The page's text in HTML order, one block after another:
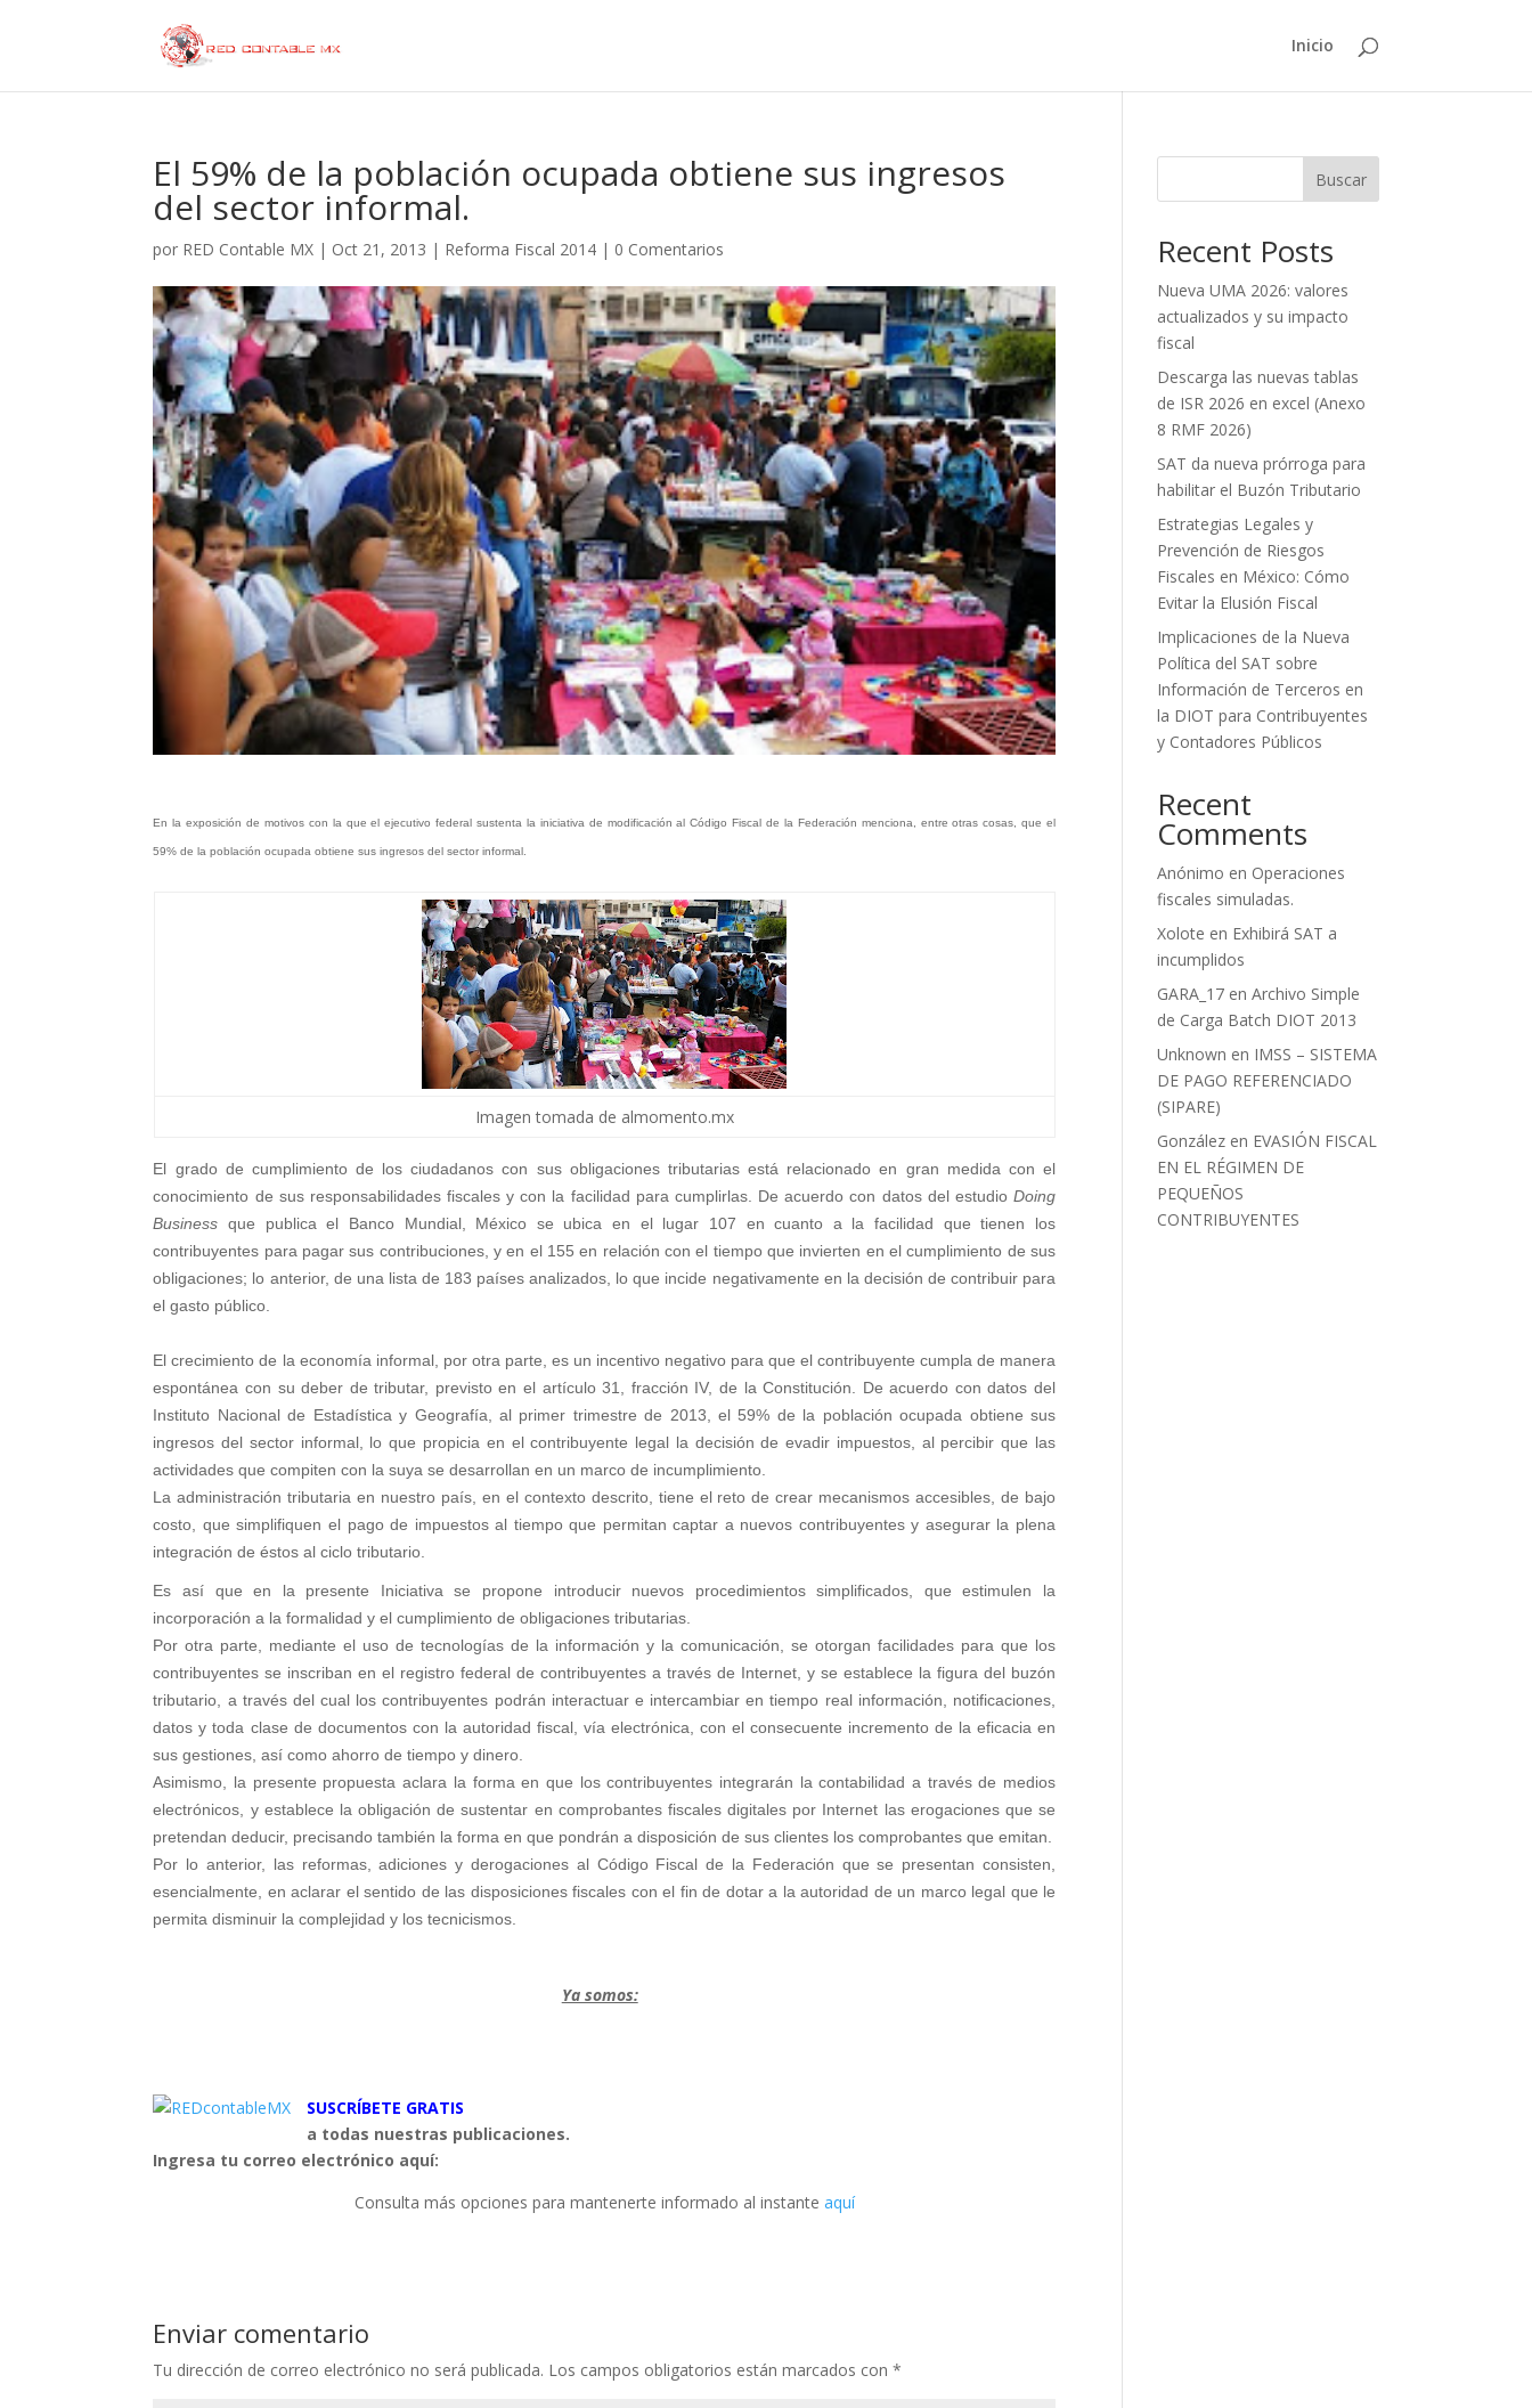
Inicio
El 59% de la población ocupada obtiene sus ingresos
del sector informal.
por RED Contable MX | Oct 21, 2013 | Reforma Fiscal 2014 | 0 Comentarios
En la exposición de motivos con la que el ejecutivo federal sustenta la iniciativa de modificación al Código Fiscal de la Federación menciona, entre otras cosas, que el
59% de la población ocupada obtiene sus ingresos del sector informal.
Imagen tomada de almomento.mx
El grado de cumplimiento de los ciudadanos con sus obligaciones tributarias está relacionado en gran medida con el
conocimiento de sus responsabilidades fiscales y con la facilidad para cumplirlas. De acuerdo con datos del estudioDoing
Business que publica el Banco Mundial, México se ubica en el lugar 107 en cuanto a la facilidad que tienen los
contribuyentes para pagar sus contribuciones, y en el 155 en relación con el tiempo que invierten en el cumplimiento de sus
obligaciones; lo anterior, de una lista de 183 países analizados, lo que incide negativamente en la decisión de contribuir para
el gasto público.
El crecimiento de la economía informal, por otra parte, es un incentivo negativo para que el contribuyente cumpla de manera
espontánea con su deber de tributar, previsto en el artículo 31, fracción IV, de la Constitución. De acuerdo con datos del
Instituto Nacional de Estadística y Geografía, al primer trimestre de 2013, el 59% de la población ocupada obtiene sus
ingresos del sector informal, lo que propicia en el contribuyente legal la decisión de evadir impuestos, al percibir que las
actividades que compiten con la suya se desarrollan en un marco de incumplimiento.
La administración tributaria en nuestro país, en el contexto descrito, tiene el reto de crear mecanismos accesibles, de bajo
costo, que simplifiquen el pago de impuestos al tiempo que permitan captar a nuevos contribuyentes y asegurar la plena
integración de éstos al ciclo tributario.
Es así que en la presente Iniciativa se propone introducir nuevos procedimientos simplificados, que estimulen la
incorporación a la formalidad y el cumplimiento de obligaciones tributarias.
Por otra parte, mediante el uso de tecnologías de la información y la comunicación, se otorgan facilidades para que los
contribuyentes se inscriban en el registro federal de contribuyentes a través de Internet, y se establece la figura del buzón
tributario, a través del cual los contribuyentes podrán interactuar e intercambiar en tiempo real información, notificaciones,
datos y toda clase de documentos con la autoridad fiscal, vía electrónica, con el consecuente incremento de la eficacia en
sus gestiones, así como ahorro de tiempo y dinero.
Asimismo, la presente propuesta aclara la forma en que los contribuyentes integrarán la contabilidad a través de medios
electrónicos, y establece la obligación de sustentar en comprobantes fiscales digitales por Internet las erogaciones que se
pretendan deducir, precisando también la forma en que pondrán a disposición de sus clientes los comprobantes que emitan.
Por lo anterior, las reformas, adiciones y derogaciones al Código Fiscal de la Federación que se presentan consisten,
esencialmente, en aclarar el sentido de las disposiciones fiscales con el fin de dotar a la autoridad de un marco legal que le
permita disminuir la complejidad y los tecnicismos.
Ya somos:
SUSCRÍBETE GRATIS
a todas nuestras publicaciones.
Ingresa tu correo electrónico aquí:
Consulta más opciones para mantenerte informado al instante aquí
Enviar comentario
Tu dirección de correo electrónico no será publicada. Los campos obligatorios están marcados con*
Buscar
Recent Posts
Nueva UMA 2026: valores
actualizados y su impacto
fiscal
Descarga las nuevas tablas
de ISR 2026 en excel (Anexo
8 RMF 2026)
SAT da nueva prórroga para
habilitar el Buzón Tributario
Estrategias Legales y
Prevención de Riesgos
Fiscales en México: Cómo
Evitar la Elusión Fiscal
Implicaciones de la Nueva
Política del SAT sobre
Información de Terceros en
la DIOT para Contribuyentes
y Contadores Públicos
Recent
Comments
Anónimo en Operaciones
fiscales simuladas.
Xolote en Exhibirá SAT a
incumplidos
GARA_17 enArchivo Simple
de Carga Batch DIOT 2013
Unknown en IMSS – SISTEMA
DE PAGO REFERENCIADO
(SIPARE)
González en EVASIÓN FISCAL
EN EL RÉGIMEN DE
PEQUEÑOS
CONTRIBUYENTES